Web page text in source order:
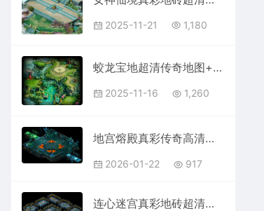
2025-11-21 1,180
蛟龙宝地超清传奇地图+工具2025111613
2025-11-16 1,260
地宫熔殿真彩传奇高清动态地图+工具202601221
2026-01-22 917
连心迷宫真彩地砖超清传奇地图素材+工具202511211